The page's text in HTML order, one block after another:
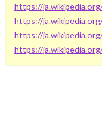
https://
https://
https://
https://